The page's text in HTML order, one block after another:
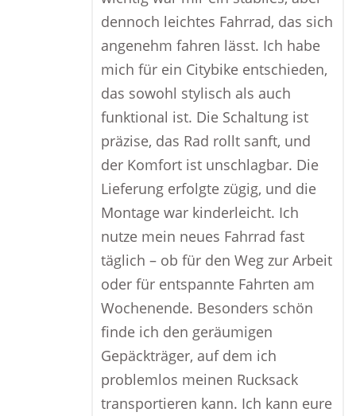
dennoch leichtes Fahrrad, das sich
angenehm fahren lässt. Ich habe
mich für ein Citybike entschieden,
das sowohl stylisch als auch
funktional ist. Die Schaltung ist
präzise, das Rad rollt sanft, und
der Komfort ist unschlagbar. Die
Lieferung erfolgte zügig, und die
Montage war kinderleicht. Ich
nutze mein neues Fahrrad fast
täglich – ob für den Weg zur Arbeit
oder für entspannte Fahrten am
Wochenende. Besonders schön
finde ich den geräumigen
Gepäckträger, auf dem ich
problemlos meinen Rucksack
transportieren kann. Ich kann eure